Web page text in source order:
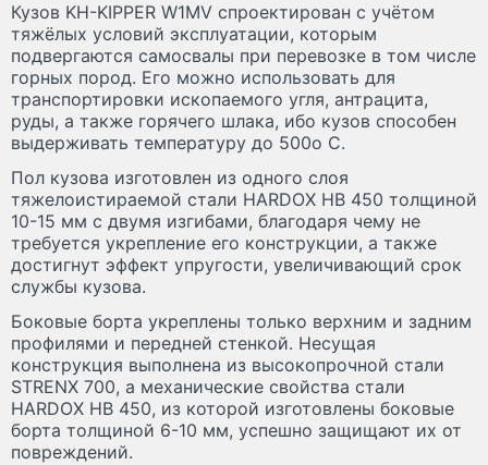
Кузов KH-KIPPER W1MV спроектирован с учётом
тяжёлых условий эксплуатации, которым
подвергаются самосвалы при перевозке в том числе
горных пород. Его можно использовать для
транспортировки ископаемого угля, антрацита,
руды, а также горячего шлака, ибо кузов способен
выдерживать температуру до 500о С.
Пол кузова изготовлен из одного слоя
тяжелоистираемой стали HARDOX HB 450 толщиной
10-15 мм с двумя изгибами, благодаря чему не
требуется укрепление его конструкции, а также
достигнут эффект упругости, увеличивающий срок
службы кузова.
Боковые борта укреплены только верхним и задним
профилями и передней стенкой. Несущая
конструкция выполнена из высокопрочной стали
STRENX 700, а механические свойства стали
HARDOX HB 450, из которой изготовлены боковые
борта толщиной 6-10 мм, успешно защищают их от
повреждений.